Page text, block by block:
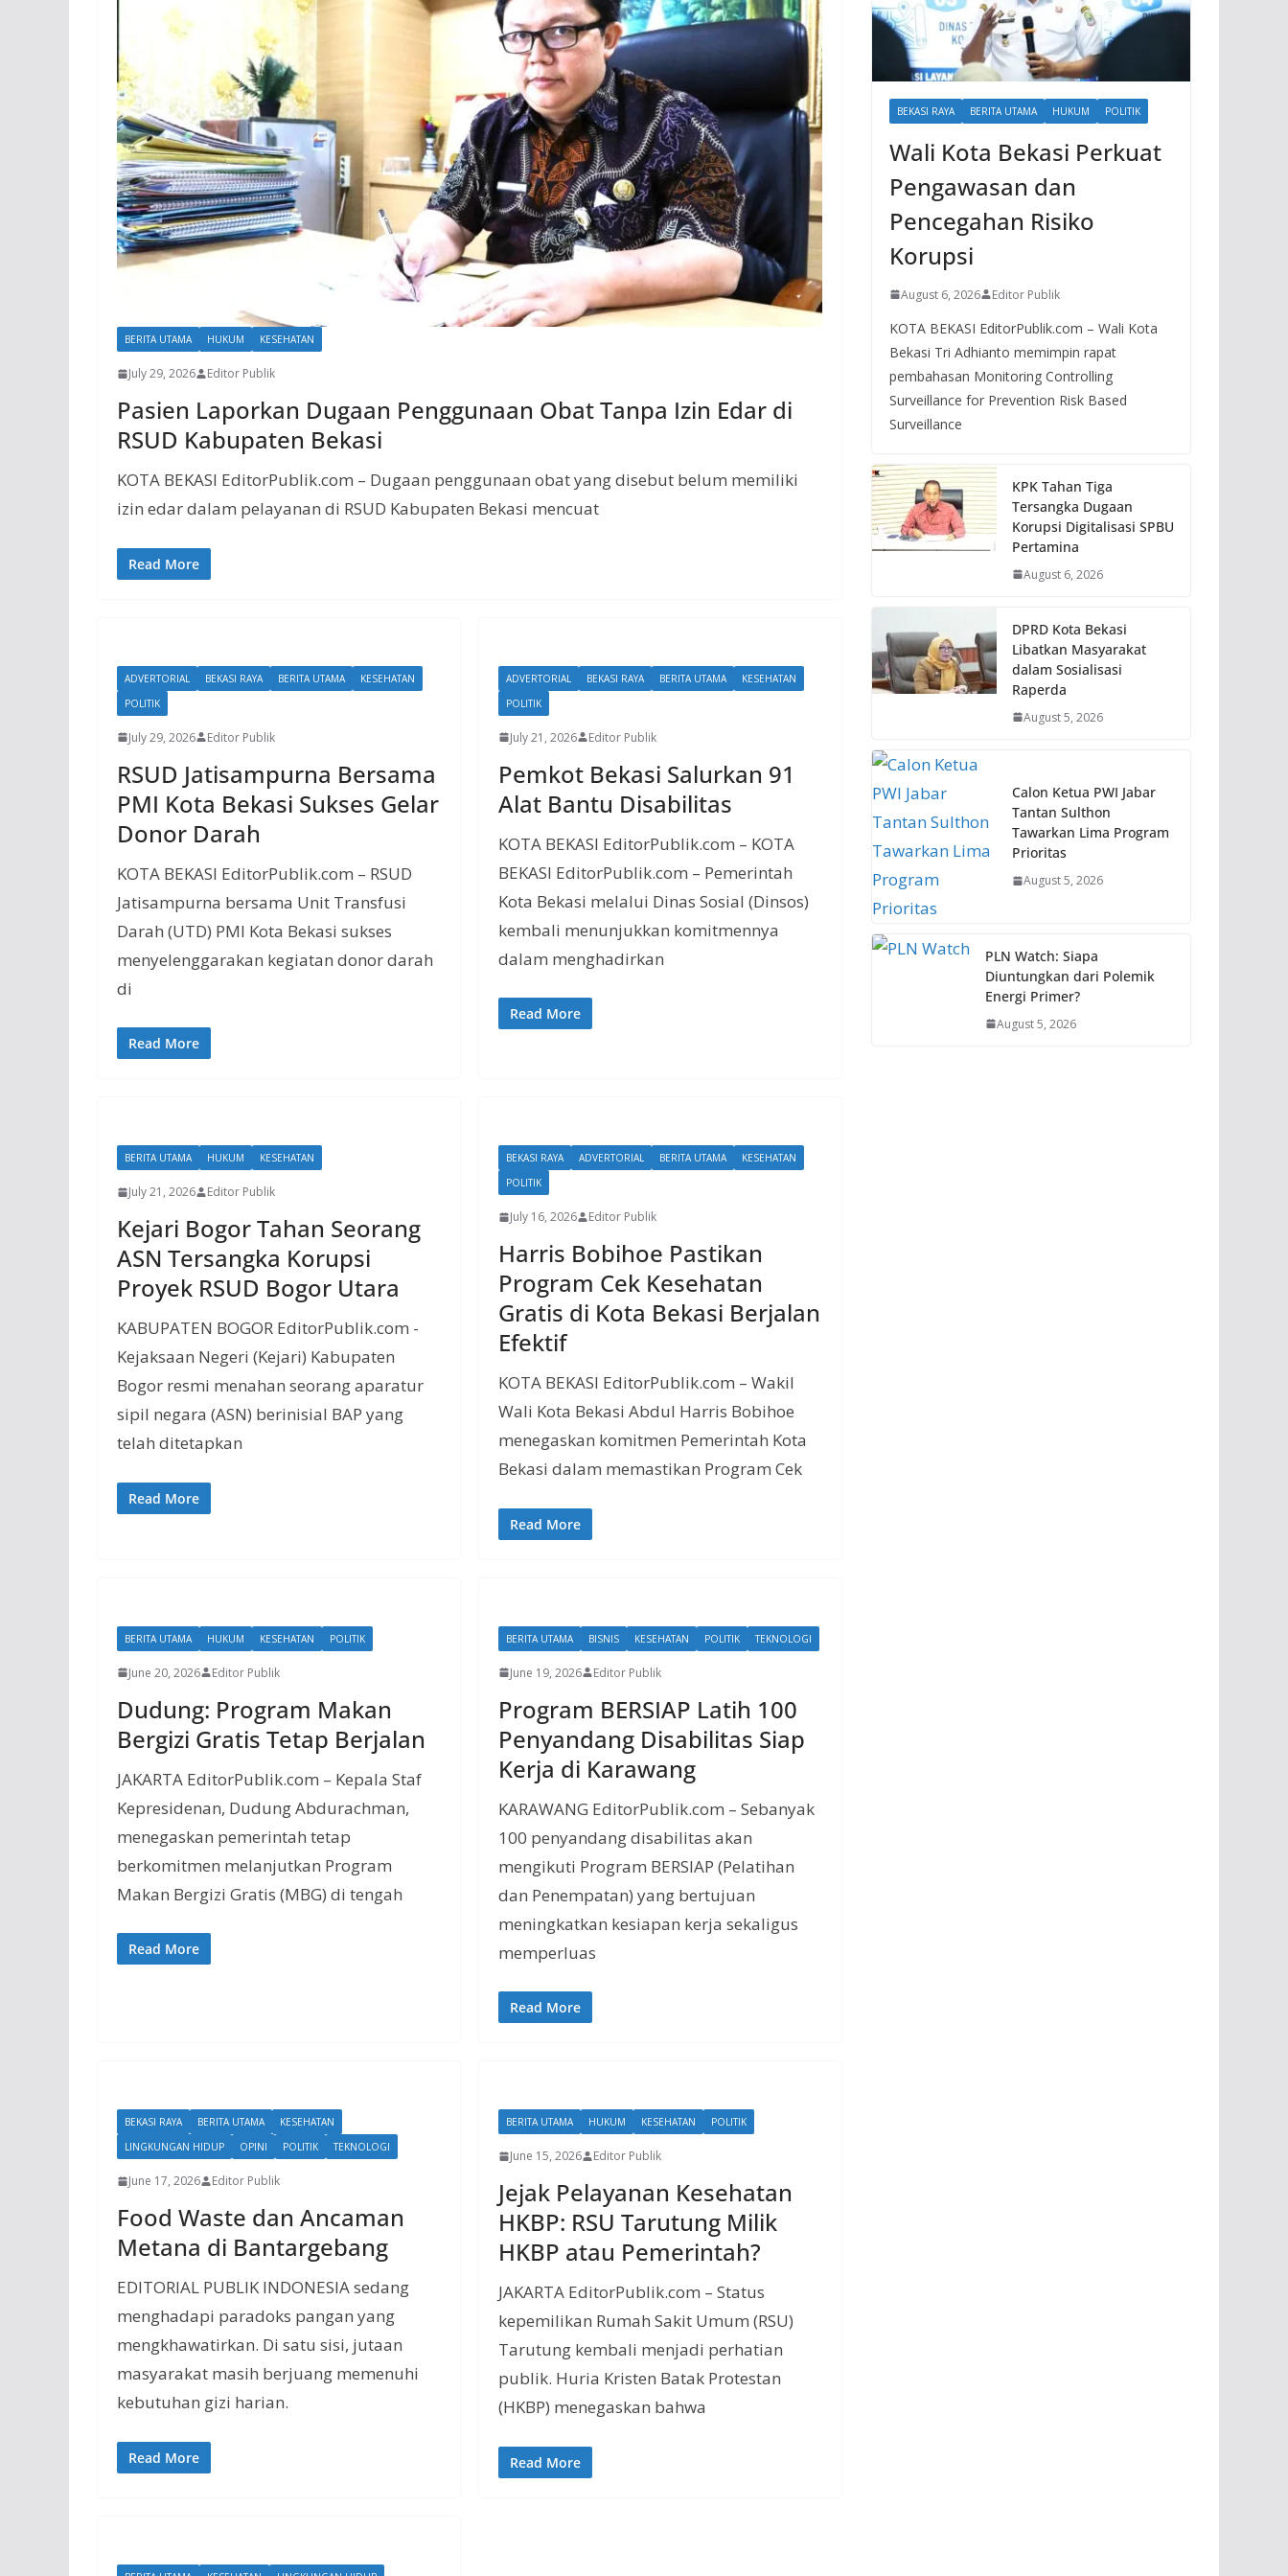
BERITA UTAMA HUKUM KESEHATAN
July 29, 2026 Editor Publik
Pasien Laporkan Dugaan Penggunaan Obat Tanpa Izin Edar di
RSUD Kabupaten Bekasi
KOTA BEKASI EditorPublik.com – Dugaan penggunaan obat yang disebut belum memiliki
izin edar dalam pelayanan di RSUD Kabupaten Bekasi mencuat
Read More
ADVERTORIAL BEKASI RAYA BERITA UTAMA
KESEHATAN
POLITIK
July 29, 2026 Editor Publik
RSUD Jatisampurna Bersama
PMI Kota Bekasi Sukses Gelar
Donor Darah
KOTA BEKASI EditorPublik.com – RSUD
Jatisampurna bersama Unit Transfusi
Darah (UTD) PMI Kota Bekasi sukses
menyelenggarakan kegiatan donor darah
di
Read More
ADVERTORIAL BEKASI RAYA BERITA UTAMA
KESEHATAN
POLITIK
July 21, 2026 Editor Publik
Pemkot Bekasi Salurkan 91
Alat Bantu Disabilitas
KOTA BEKASI EditorPublik.com – KOTA
BEKASI EditorPublik.com – Pemerintah
Kota Bekasi melalui Dinas Sosial (Dinsos)
kembali menunjukkan komitmennya
dalam menghadirkan
Read More
BERITA UTAMA HUKUM KESEHATAN
July 21, 2026 Editor Publik
Kejari Bogor Tahan Seorang
ASN Tersangka Korupsi
Proyek RSUD Bogor Utara
KABUPATEN BOGOR EditorPublik.com -
Kejaksaan Negeri (Kejari) Kabupaten
Bogor resmi menahan seorang aparatur
sipil negara (ASN) berinisial BAP yang
telah ditetapkan
Read More
BEKASI RAYA ADVERTORIAL BERITA UTAMA
KESEHATAN
POLITIK
July 16, 2026 Editor Publik
Harris Bobihoe Pastikan
Program Cek Kesehatan
Gratis di Kota Bekasi Berjalan
Efektif
KOTA BEKASI EditorPublik.com – Wakil
Wali Kota Bekasi Abdul Harris Bobihoe
menegaskan komitmen Pemerintah Kota
Bekasi dalam memastikan Program Cek
Read More
BERITA UTAMA HUKUM KESEHATAN POLITIK
June 20, 2026 Editor Publik
Dudung: Program Makan
Bergizi Gratis Tetap Berjalan
JAKARTA EditorPublik.com – Kepala Staf
Kepresidenan, Dudung Abdurachman,
menegaskan pemerintah tetap
berkomitmen melanjutkan Program
Makan Bergizi Gratis (MBG) di tengah
Read More
BERITA UTAMA BISNIS KESEHATAN POLITIK TEKNOLOGI
June 19, 2026 Editor Publik
Program BERSIAP Latih 100
Penyandang Disabilitas Siap
Kerja di Karawang
KARAWANG EditorPublik.com – Sebanyak
100 penyandang disabilitas akan
mengikuti Program BERSIAP (Pelatihan
dan Penempatan) yang bertujuan
meningkatkan kesiapan kerja sekaligus
memperluas
Read More
BEKASI RAYA BERITA UTAMA
KESEHATAN
LINGKUNGAN HIDUP
OPINI POLITIK TEKNOLOGI
June 17, 2026 Editor Publik
Food Waste dan Ancaman
Metana di Bantargebang
EDITORIAL PUBLIK INDONESIA sedang
menghadapi paradoks pangan yang
mengkhawatirkan. Di satu sisi, jutaan
masyarakat masih berjuang memenuhi
kebutuhan gizi harian.
Read More
BERITA UTAMA HUKUM KESEHATAN POLITIK
June 15, 2026 Editor Publik
Jejak Pelayanan Kesehatan
HKBP: RSU Tarutung Milik
HKBP atau Pemerintah?
JAKARTA EditorPublik.com – Status
kepemilikan Rumah Sakit Umum (RSU)
Tarutung kembali menjadi perhatian
publik. Huria Kristen Batak Protestan
(HKBP) menegaskan bahwa
Read More
BEKASI RAYA BERITA UTAMA HUKUM POLITIK
Wali Kota Bekasi Perkuat
Pengawasan dan
Pencegahan Risiko
Korupsi
August 6, 2026 Editor Publik
KOTA BEKASI EditorPublik.com – Wali Kota
Bekasi Tri Adhianto memimpin rapat
pembahasan Monitoring Controlling
Surveillance for Prevention Risk Based
Surveillance
KPK Tahan Tiga
Tersangka Dugaan
Korupsi Digitalisasi SPBU
Pertamina
August 6, 2026
DPRD Kota Bekasi
Libatkan Masyarakat
dalam Sosialisasi
Raperda
August 5, 2026
Calon Ketua PWI Jabar
Tantan Sulthon
Tawarkan Lima Program
Prioritas
August 5, 2026
PLN Watch: Siapa
Diuntungkan dari Polemik
Energi Primer?
August 5, 2026